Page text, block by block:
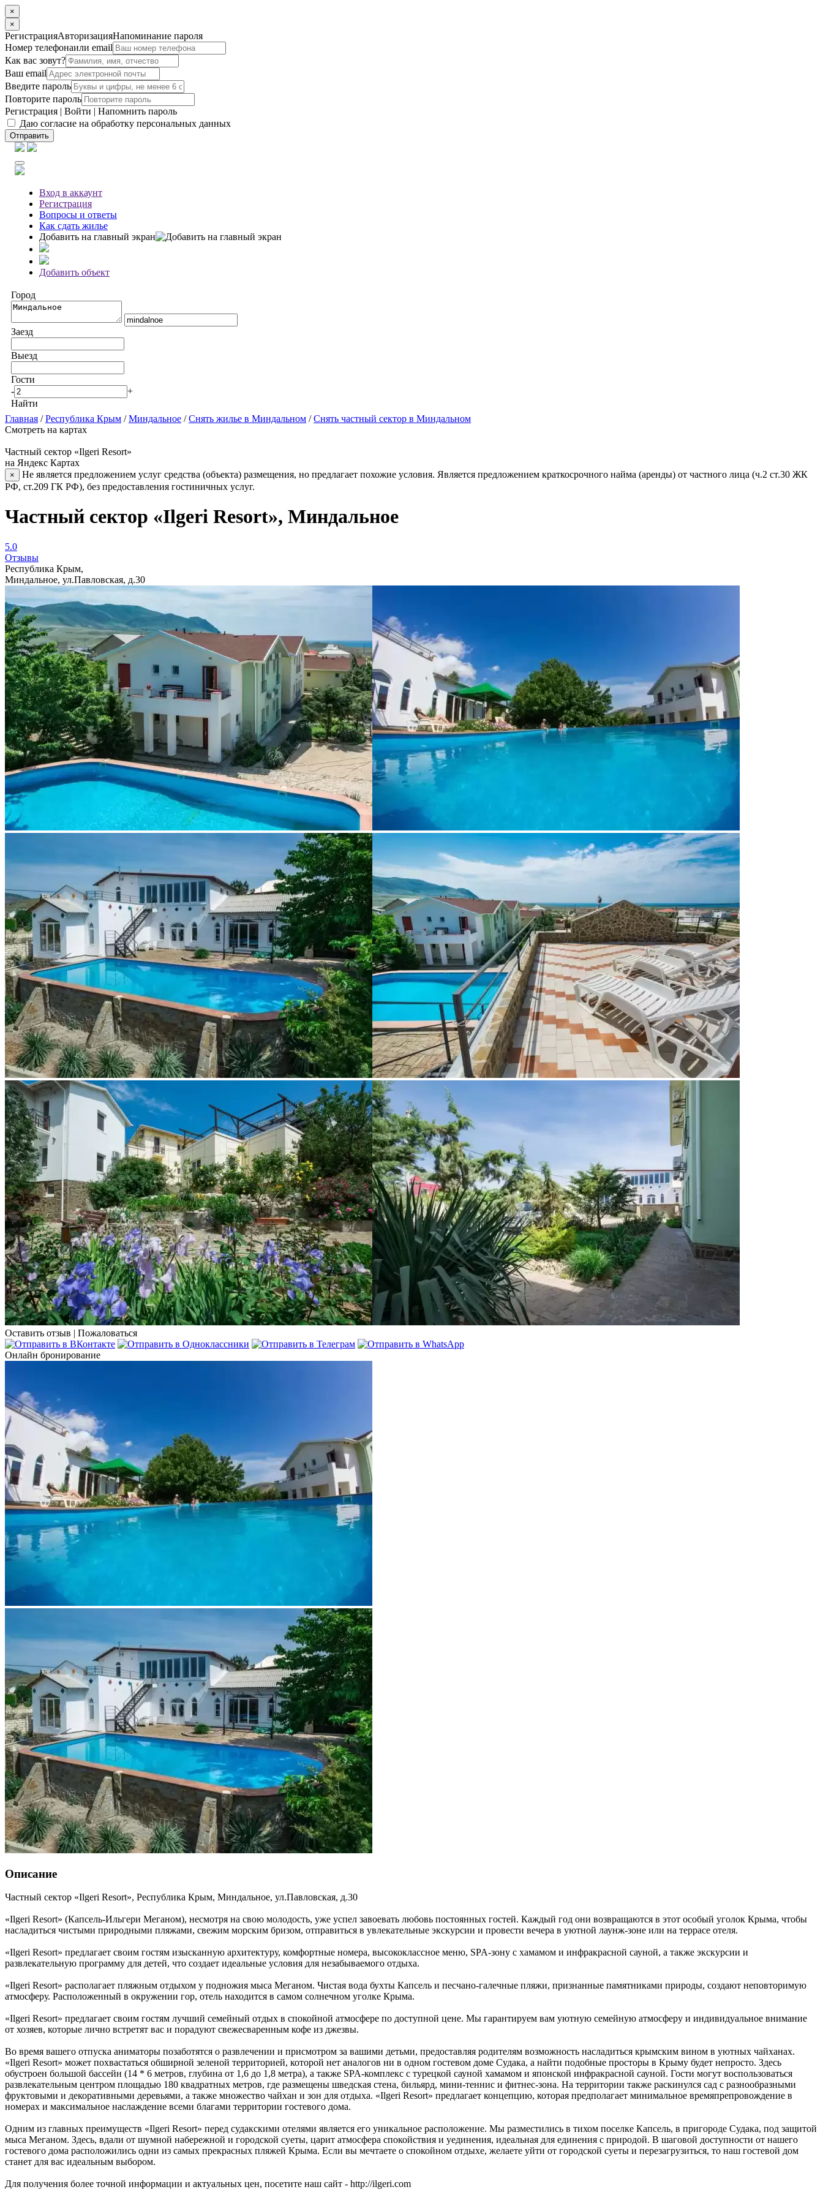
×
×
РегистрацияАвторизацияНапоминание пароля
Номер телефонаили email
Как вас зовут?
Ваш email
Введите пароль
Повторите пароль
Регистрация | Войти | Напомнить пароль
Даю согласие на обработку персональных данных
Отправить
Вход в аккаунт
Регистрация
Вопросы и ответы
Как сдать жилье
Добавить на главный экран
Добавить объект
Город
Заезд
Выезд
Гости
-
+
Найти
Главная /Республика Крым /Миндальное /Снять жилье в Миндальном /Снять частный сектор в Миндальном
Смотреть на картах
Частный сектор «Ilgeri Resort»
на Яндекс Картах
×
Не является предложением услуг средства (объекта) размещения, но предлагает похожие условия. Является предложением краткосрочного найма (аренды) от частного лица (ч.2 ст.30 ЖК
РФ, ст.209 ГК РФ), без предоставления гостиничных услуг.
Частный сектор «Ilgeri Resort», Миндальное
5.0
Отзывы
Республика Крым,
Миндальное, ул.Павловская, д.30
Оставить отзыв | Пожаловаться
Онлайн бронирование
Описание
Частный сектор «Ilgeri Resort», Республика Крым, Миндальное, ул.Павловская, д.30
«Ilgeri Resort» (Капсель-Ильгери Меганом), несмотря на свою молодость, уже успел завоевать любовь постоянных гостей. Каждый год они возвращаются в этот особый уголок Крыма, чтобы
насладиться чистыми природными пляжами, свежим морским бризом, отправиться в увлекательные экскурсии и провести вечера в уютной лаунж-зоне или на террасе отеля.
«Ilgeri Resort» предлагает своим гостям изысканную архитектуру, комфортные номера, высококлассное меню, SPA-зону с хамамом и инфракрасной сауной, а также экскурсии и
развлекательную программу для детей, что создает идеальные условия для незабываемого отдыха.
«Ilgeri Resort» располагает пляжным отдыхом у подножия мыса Меганом. Чистая вода бухты Капсель и песчано-галечные пляжи, признанные памятниками природы, создают неповторимую
атмосферу. Расположенный в окружении гор, отель находится в самом солнечном уголке Крыма.
«Ilgeri Resort» предлагает своим гостям лучший семейный отдых в спокойной атмосфере по доступной цене. Мы гарантируем вам уютную семейную атмосферу и индивидуальное внимание
от хозяев, которые лично встретят вас и порадуют свежесваренным кофе из джезвы.
Во время вашего отпуска аниматоры позаботятся о развлечении и присмотром за вашими детьми, предоставляя родителям возможность насладиться крымским вином в уютных чайханах.
«Ilgeri Resort» может похвастаться обширной зеленой территорией, которой нет аналогов ни в одном гостевом доме Судака, а найти подобные просторы в Крыму будет непросто. Здесь
обустроен большой бассейн (14 * 6 метров, глубина от 1,6 до 1,8 метра), а также SPA-комплекс с турецкой сауной хамамом и японской инфракрасной сауной. Гости могут воспользоваться
развлекательным центром площадью 180 квадратных метров, где размещены шведская стена, бильярд, мини-теннис и фитнес-зона. На территории также раскинулся сад с разнообразными
фруктовыми и декоративными деревьями, а также множество чайхан и зон для отдыха. «Ilgeri Resort» предлагает концепцию, которая предполагает минимальное времяпрепровождение в
номерах и максимальное наслаждение всеми благами территории гостевого дома.
Одним из главных преимуществ «Ilgeri Resort» перед судакскими отелями является его уникальное расположение. Мы разместились в тихом поселке Капсель, в пригороде Судака, под защитой
мыса Меганом. Здесь, вдали от шумной набережной и городской суеты, царит атмосфера спокойствия и уединения, идеальная для единения с природой. В шаговой доступности от нашего
гостевого дома расположились одни из самых прекрасных пляжей Крыма. Если вы мечтаете о спокойном отдыхе, желаете уйти от городской суеты и перезагрузиться, то наш гостевой дом
станет для вас идеальным выбором.
Для получения более точной информации и актуальных цен, посетите наш сайт - http://ilgeri.com